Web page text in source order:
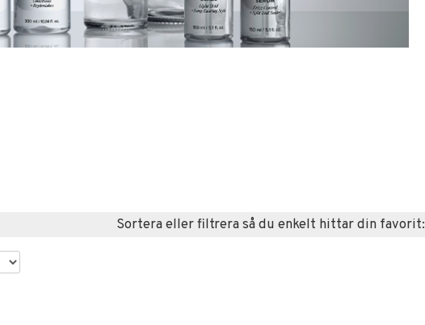
Sortera eller filtrera så du enkelt hittar din favorit: